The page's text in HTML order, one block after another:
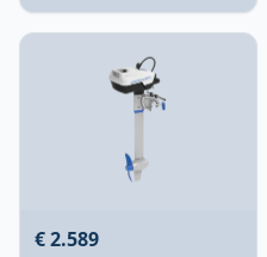
€ 2.589